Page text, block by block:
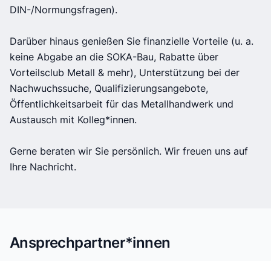
DIN-/Normungsfragen).
Darüber hinaus genießen Sie finanzielle Vorteile (u. a.
keine Abgabe an die SOKA-Bau, Rabatte über
Vorteilsclub Metall & mehr), Unterstützung bei der
Nachwuchssuche, Qualifizierungsangebote,
Öffentlichkeitsarbeit für das Metallhandwerk und
Austausch mit Kolleg*innen.
Gerne beraten wir Sie persönlich. Wir freuen uns auf
Ihre Nachricht.
Ansprechpartner*innen